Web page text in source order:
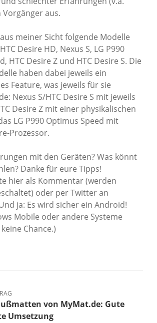
aus.
meiner Sicht folgende Modelle
Desire HD, Nexus S, LG P990
HTC Desire Z und HTC Desire S. Die
haben dabei jeweils ein
Feature, was jeweils für sie
Nexus S/HTC Desire S mit jeweils
Desire Z mit einer physikalischen
LG P990 Optimus Speed mit
Prozessor.
mit den Geräten? Was könnt
Danke für eure Tipps!
hier als Kommentar (werden
oder per Twitter an
ja: Es wird sicher ein Android!
Mobile oder andere Systeme
Chance.)
von MyMat.de: Gute
Umsetzung